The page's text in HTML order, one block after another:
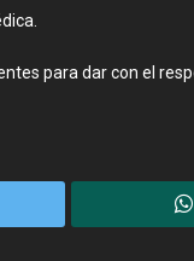
para dar con el